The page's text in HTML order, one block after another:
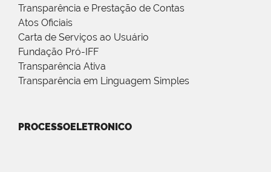
Transparência e Prestação de Contas
Atos Oficiais
Carta de Serviços ao Usuário
Fundação Pró-IFF
Transparência Ativa
Transparência em Linguagem Simples
PROCESSOELETRONICO